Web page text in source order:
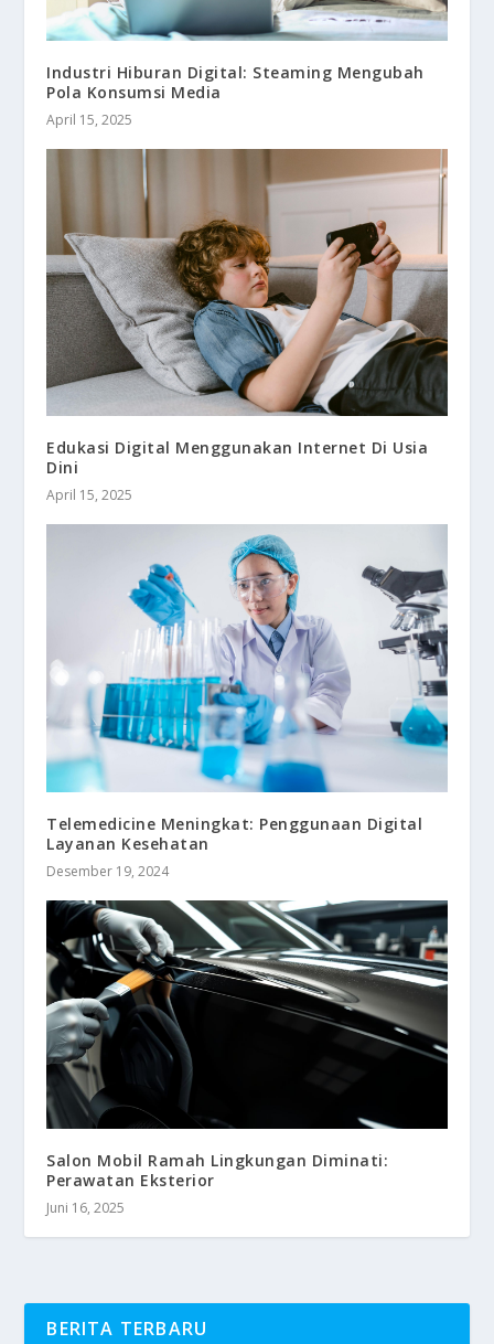
Industri Hiburan Digital: Steaming Mengubah
Pola Konsumsi Media
April 15, 2025
Edukasi Digital Menggunakan Internet Di Usia
Dini
April 15, 2025
Telemedicine Meningkat: Penggunaan Digital
Layanan Kesehatan
Desember 19, 2024
Salon Mobil Ramah Lingkungan Diminati:
Perawatan Eksterior
Juni 16, 2025
BERITA TERBARU